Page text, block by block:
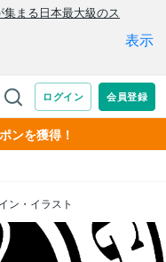
ンを獲得！
ン・イラスト